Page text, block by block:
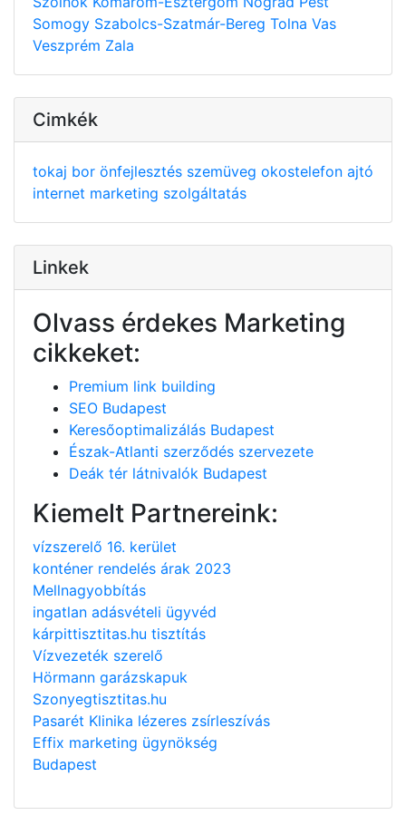
Somogy Szabolcs-Szatmár-Bereg Tolna Vas
Veszprém Zala
Cimkék
tokaj bor önfejlesztés szemüveg okostelefon ajtó
internet marketing szolgáltatás
Linkek
Olvass érdekes Marketing
cikkeket:
Premium link building
SEO Budapest
Keresőoptimalizálás Budapest
Észak-Atlanti szerződés szervezete
Deák tér látnivalók Budapest
Kiemelt Partnereink:
vízszerelő 16. kerület
konténer rendelés árak 2023
Mellnagyobbítás
ingatlan adásvételi ügyvéd
kárpittisztitas.hu tisztítás
Vízvezeték szerelő
Hörmann garázskapuk
Szonyegtisztitas.hu
Pasarét Klinika lézeres zsírleszívás
Effix marketing ügynökség
Budapest